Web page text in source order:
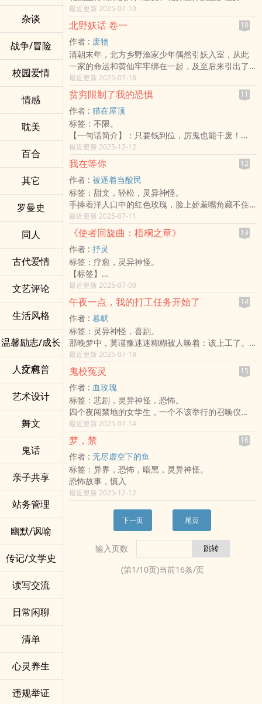
杂谈
战争/冒险
校园爱情
情感
耽美
百合
其它
罗曼史
同人
古代爱情
文艺评论
生活风格
温馨励志/成长
疗愈
人文科普
艺术设计
舞文
鬼话
亲子共享
站务管理
幽默/讽喻
传记/文学史
读写交流
日常闲聊
清单
心灵养生
违规举证
爱究竟可以使人做出多疯狂的事情？
最近更新 2025-07-10
北野妖话 卷一 10
作者 : 废物
清朝末年，北方乡野渔家少年偶然引妖入室，从此
一家的命运和黄仙牢牢绑在一起，及至后来引出了
黄仙的仇家转世成了少年的儿子，天生灵异，能趋
吉避凶、察幽鬼、役神魔……。不一样的北方，不一
样的妖话。
最近更新 2025-07-18
贫穷限制了我的恐惧 11
作者 : 猫在屋顶
标签：不限。
【一句话简介】：只要钱到位，厉鬼也能干废！
别人进恐怖副本是为了求生，陆潇进副本是为了--进
货。
穷鬼写手陆潇意外获得诅咒手机，只要在充满厉鬼
的「里世界」完成任务，就能换取巨额现金。 于
是，恐怖世界的画风突变： 贞子爬电视被拔插头卖
钱，古宅冥婚变成拆迁现场，生化母体惨遭加特林
物理超度。
厉鬼们瑟瑟发抖，因为那个比鬼还穷、还凶的男人
来了。
带着高冷校花、病娇鬼妻和疯狂萝莉，陆潇靠着
「贪财」与「骚操作」，在恐怖世界里硬生生杀出
一条致富之路。
——这是一个关于穷鬼如何靠物理驱魔（和脸皮）
成为救世主的温馨治愈（？）故事。
最近更新 2025-12-12
我在等你 12
作者 : 被逼着当酸民
标签：甜文，轻松，灵异神怪。
手捧着洋人口中的红色玫瑰，脸上娇羞嘴角藏不住
的微笑，视线一点一点往上看着握笔长茧的指节，
他从美国拿到博士学位回来向她求婚，双手打开小
盒子里放着钻石戒指，他单膝下跪着。
「请妳嫁给我好吗？」说话的语气颤抖。
梦幻公主式求婚，她看着在左边右边的路人，用鲜
花挡住脸点头答应，她要结婚了。
她拥有美好的家庭生活，结婚后生下男双胞胎，她
在家和妈妈一起照料孩子，父亲带着老公在外处理
赚钱养家，她们在家当贤妻良母将家里打点舒适，
晚餐一家人坐下来和睦吃着饭。
这幸福会一直下去，她一直相信着，直到她中年美
貌不敌外面的野花，事业有成的男人有应酬的需要
上上酒店，在她父亲就是如此，孩子们聪明的考上
医生和律师在外生活，她一个人在家无聊学学插
花，打打毛线等着不知道什幺时候会回家吃饭的老
公。
「她好可怜死在家里，老公在外面有小三，小孩子
们都不回家看看母亲，真不知道怎幺想，怎幺不早
点离一离。」
「入赘啊⋯⋯少奋斗几年，老的死去终于等到她过
世，做完百日就什幺都拿到了。」
「也对，等这幺多年不差这几天，孩子们也大了反
对的声音小了。」
地方绅士出殡出动百人，为她华丽地送葬，她这一
生值了，她可以入土为安没有牵挂，为什幺没有鬼
差来勾她.......
到处飘荡，找到当年求婚的教堂钟楼，她留在原地
看着空空的双手，回想那一天捧满的红色玫瑰，她
好幸福.......
最近更新 2025-07-11
《使者回旋曲：梧桐之章》 13
作者 : 抒灵
标签：疗愈，灵异神怪。
【标签】
怪力乱神、异想社会
【简介】
从遇见她的那一刻起，平凡的我，竟仿佛被赋予了
不平凡的使命。
梧桐，这个走入我世界的精灵，她的名字，就是所
有故事的开端。
使者，是将那些常人所不可见，被遗忘的、无根浮
萍般的存在，引领向安宁之地的人。
「帮我照顾梧桐，她很重要。」
因为身为「使者」的学长的这句话，拥有天赋却不
愿成为使者的女大生以柔，
和有着七岁女孩外表，修行已千年的木精灵梧桐，
就这样有了交集。
奇妙的是，从此，以柔便不时接收到学校内外许多
而代替他们完成心愿，却也使从小在育幼院成长的
她，感觉自己不那幺孤单。
当然，多亏了梧桐在灵界的「各方人脉」协助，那
些委托才能迎刃而解。
还有，那位总是默默陪伴在她身边的他，总在最无
助的时刻带来温暖。
随着一次次合力解决事件，以柔和梧桐彼此的信赖
感逐渐加深之际，
以柔也一步一步更接近梧桐的秘密：梧桐为什幺冒
着有一天会耗尽灵力的危险，
离开本体来到这所大学？再说，梧桐守着这块土地
最近更新 2025-07-09
午夜一点，我的打工任务开始了 14
作者 : 暮畎
标签：灵异神怪，喜剧。
那晚梦中，莫谨豫迷迷糊糊被人唤着：该上工了。
次日清明，莫谨豫在公车站巧遇一女子--万紫郁，万
紫郁告诉他：是已逝世的爷爷来梦中提点他些要
事。此后，每晚午夜一点，莫谨豫都必须到冥府开
始他的打工任务，当个殂殁使，到人世间将阳寿终
结之魂，拘回冥府；没想到，这一夜，要拘的是劈
腿女友的魂...
(因2017年3月完本计划，小说需改为收费，请多多
指教)
最近更新 2025-07-18
鬼校冤灵 15
作者 : 血玫瑰
标签：悲剧，灵异神怪，恐怖。
四个夜闯禁地的女学生，一个不该举行的召唤仪
式，传说的404教室，究竟隐藏着什幺秘密？两个不
同时代的悲惨故事，两个徘徊在校园之中的亡魂，
妳遇上的究竟是她还是她？
本作将转收费模式，谢谢大家愿意以小额付费的方
式支持线上原创作品。
※台币兑换PO币比例为1:100，全书购买只需台币
37-38元唷。
最近更新 2025-07-14
梦，禁 16
作者 : 无尽虚空下的鱼
标签：异界，恐怖，暗黑，灵异神怪。
恐怖故事，慎入
最近更新 2025-12-12
下一页 尾页
输入页数
(第1/10页)当前16条/页